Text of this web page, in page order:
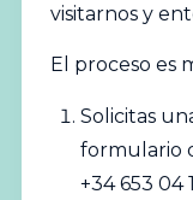
visitarnos y
El proceso es
Solicitas
formulario
+34 653 04